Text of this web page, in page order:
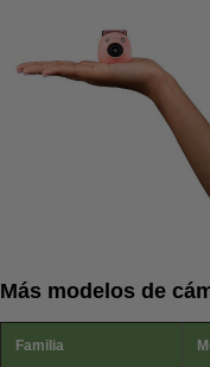
Más modelos de
Familia